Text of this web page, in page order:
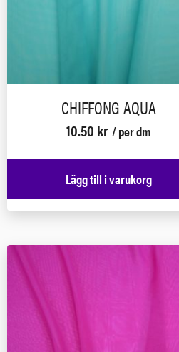
CHIFFONG AQUA
10.50 kr / per dm
Lägg till i varukorg